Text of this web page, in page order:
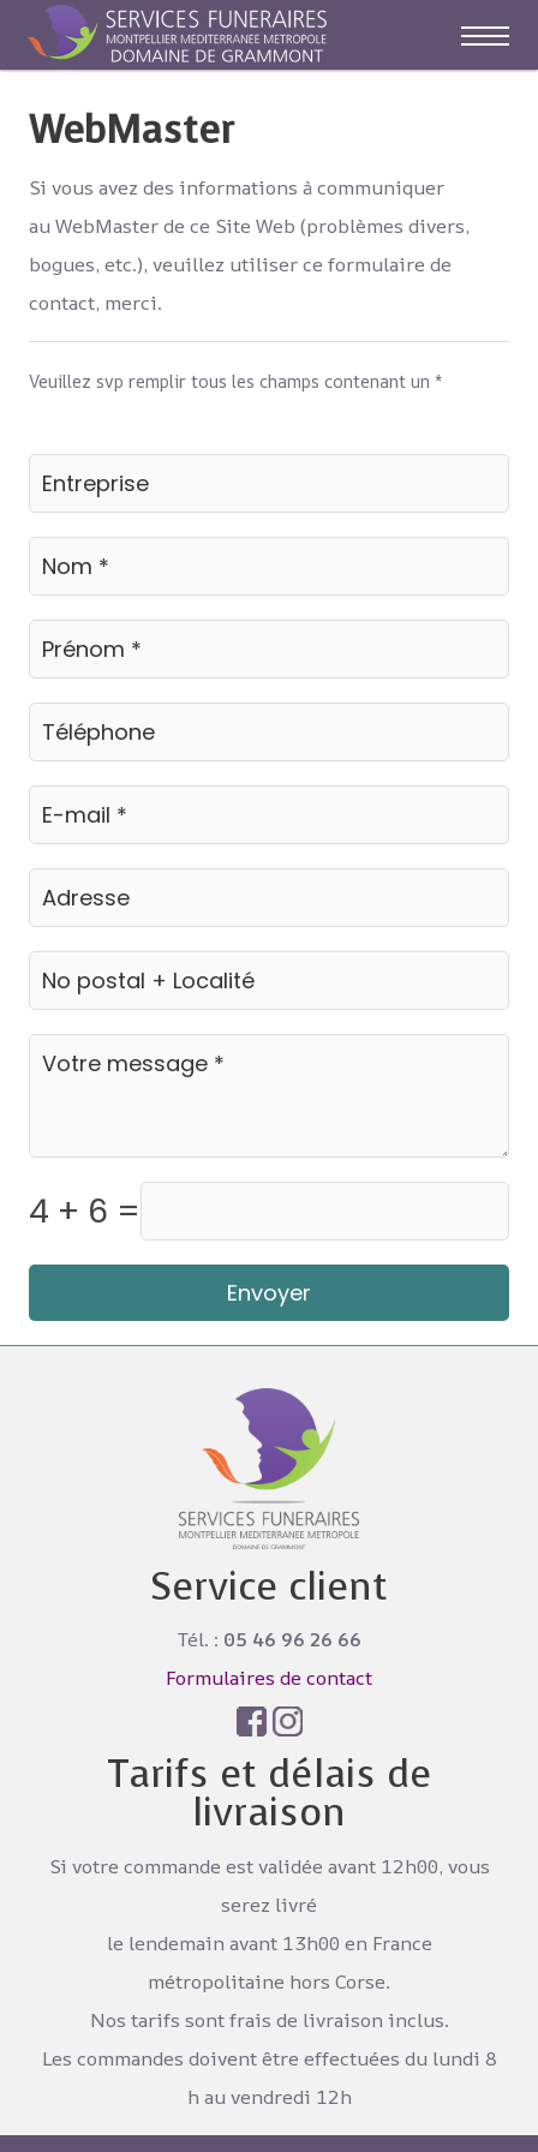
Off-
WebMaster
Si vous avez des informations à communiquer
au WebMaster de ce Site Web (problèmes divers,
bogues, etc.), veuillez utiliser ce formulaire de
contact, merci.
Veuillez svp remplir tous les champs contenant un *
4 + 6 =
Envoyer
Service client
Tél. : 05 46 96 26 66
Formulaires de contact
Tarifs et délais de
livraison
Si votre commande est validée avant 12h00, vous
serez livré
le lendemain avant 13h00 en France
métropolitaine hors Corse.
Nos tarifs sont frais de livraison inclus.
Les commandes doivent être effectuées du lundi 8
h au vendredi 12h